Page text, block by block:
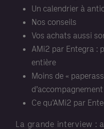
Un calendrier à
Nos conseils
Vos achats aussi
AMi2 par Entegra :
entière
Moins de «
d’accompagnement
Ce qu’AMi2 par
La grande interview :